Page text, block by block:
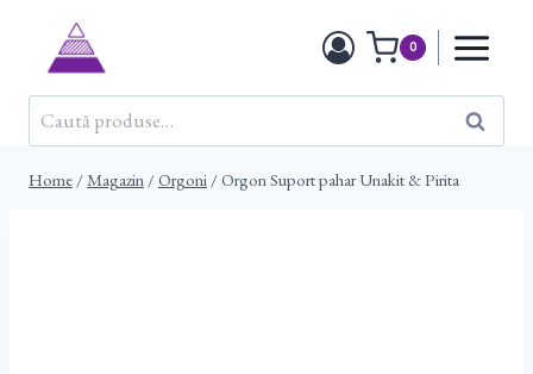
content
0
Caută
după:
Caută
Home / Magazin /Orgoni /Orgon Suport pahar Unakit & Pirita